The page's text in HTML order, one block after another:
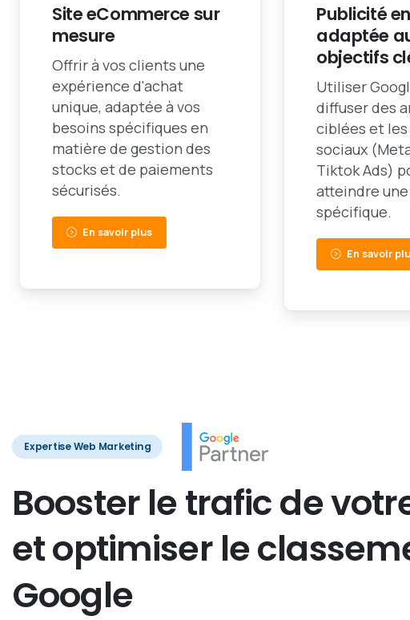
Site eCommerce sur
mesure
Offrir à vos clients une
expérience d'achat
unique, adaptée à vos
besoins spécifiques en
matière de gestion des
stocks et de paiements
sécurisés.
En savoir plus
Publicité
adaptée
objectifs
Utiliser
diffuser des
ciblées et les
sociaux
Tiktok Ads)
atteindre
spécifique.
En savoir
Expertise Web Marketing
Booster letraficde
etoptimiser le
Google